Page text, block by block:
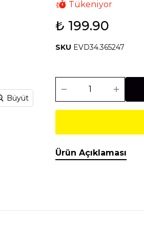
Makineler
Tesisat
Malzemeleri
Büyüt
Tükeniyor
₺ 199.90
SKU EVD34.365247
Ürün Açıklaması